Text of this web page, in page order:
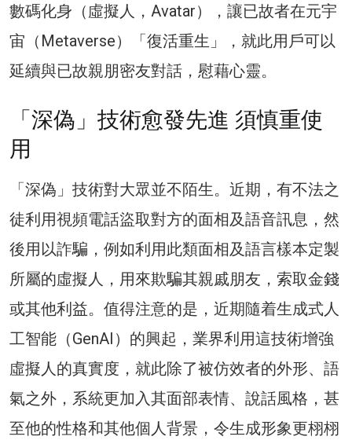
數碼化身（虛擬人，Avatar），讓已故者在元宇
宙（Metaverse）「復活重生」，就此用戶可以
延續與已故親朋密友對話，慰藉心靈。
「深偽」技術愈發先進 須慎重使
用
「深偽」技術對大眾並不陌生。近期，有不法之
徒利用視頻電話盜取對方的面相及語音訊息，然
後用以詐騙，例如利用此類面相及語言樣本定製
所屬的虛擬人，用來欺騙其親戚朋友，索取金錢
或其他利益。值得注意的是，近期隨着生成式人
工智能（GenAI）的興起，業界利用這技術增強
虛擬人的真實度，就此除了被仿效者的外形、語
氣之外，系統更加入其面部表情、說話風格，甚
至他的性格和其他個人背景，令生成形象更栩栩